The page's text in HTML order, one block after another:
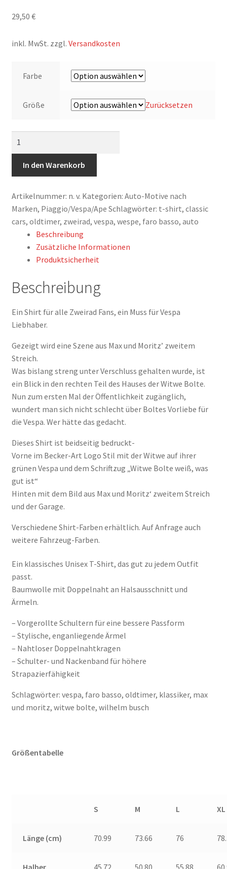
29,50 €
inkl. MwSt. zzgl. Versandkosten
Farbe
Größe Zurücksetzen
Vespa,
Max
Moritz
–
Witwe
Boltes
Vespa,
beidseitig
Menge
In den Warenkorb
Artikelnummer: n. v. Kategorien: Auto-Motive nach
Marken, Piaggio/Vespa/Ape Schlagwörter: t-shirt, classic
cars, oldtimer, zweirad, vespa, wespe, faro basso, auto
Beschreibung
Zusätzliche Informationen
Produktsicherheit
Beschreibung
Ein Shirt für alle Zweirad Fans, ein Muss für Vespa
Liebhaber.
Gezeigt wird eine Szene aus Max und Moritz’ zweitem
Streich.
Was bislang streng unter Verschluss gehalten wurde, ist
ein Blick in den rechten Teil des Hauses der Witwe Bolte.
Nun zum ersten Mal der Öffentlichkeit zugänglich,
wundert man sich nicht schlecht über Boltes Vorliebe für
die Vespa. Wer hätte das gedacht.
Dieses Shirt ist beidseitig bedruckt-
Vorne im Becker-Art Logo Stil mit der Witwe auf ihrer
grünen Vespa und dem Schriftzug „Witwe Bolte weiß, was
gut ist“
Hinten mit dem Bild aus Max und Moritz‘ zweitem Streich
und der Garage.
Verschiedene Shirt-Farben erhältlich. Auf Anfrage auch
weitere Fahrzeug-Farben.
Ein klassisches Unisex T-Shirt, das gut zu jedem Outfit
passt.
Baumwolle mit Doppelnaht an Halsausschnitt und
Ärmeln.
– Vorgerollte Schultern für eine bessere Passform
– Stylische, enganliegende Ärmel
– Nahtloser Doppelnahtkragen
– Schulter- und Nackenband für höhere
Strapazierfähigkeit
Schlagwörter: vespa, faro basso, oldtimer, klassiker, max
und moritz, witwe bolte, wilhelm busch
Größentabelle
S M L XL
Länge (cm) 70.99 73.66 76